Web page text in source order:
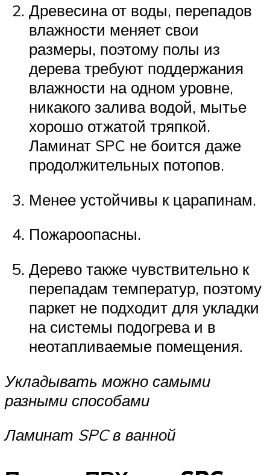
Древесина от воды, перепадов
влажности меняет свои
размеры, поэтому полы из
дерева требуют поддержания
влажности на одном уровне,
никакого залива водой, мытье
хорошо отжатой тряпкой.
Ламинат SPC не боится даже
продолжительных потопов.
Менее устойчивы к царапинам.
Пожароопасны.
Дерево также чувствительно к
перепадам температур, поэтому
паркет не подходит для укладки
на системы подогрева и в
неотапливаемые помещения.
Укладывать можно самыми
разными способами
Ламинат SPC в ванной